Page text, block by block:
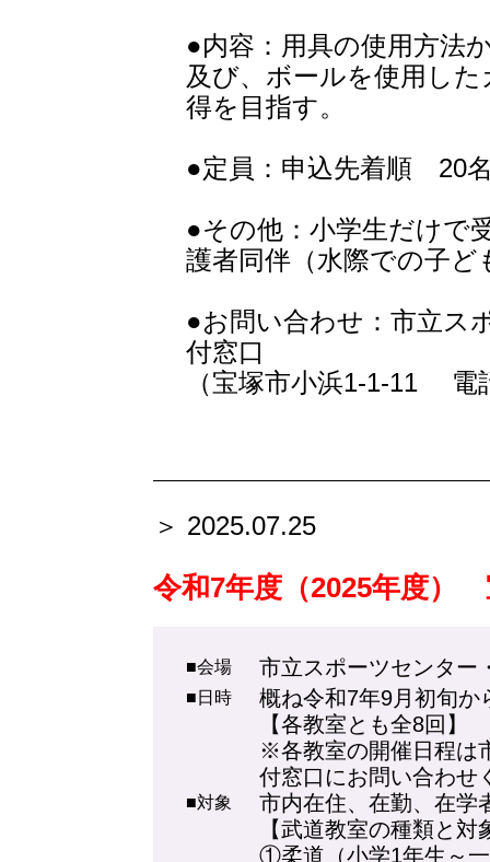
●内容：用具の使用方法
及び、ボールを使用し
得を目指す。
●定員：申込先着順 20
●その他：小学生だけで
護者同伴（水際での子
●お問い合わせ：市立ス
付窓口
（宝塚市小浜1-1-11 電
＞ 2025.07.25
令和7年度（2025年度）
■会場 市立スポーツセンター
■日時
概ね令和7年9月初旬か
【各教室とも全8
※各教室の開催日程は
付窓口にお問い合わせ
■対象
市内在住、在勤、在学
【武道教室の種類と対
①柔道（小学1年生～